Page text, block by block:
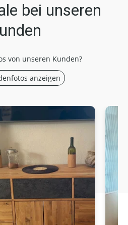
bei unseren
von unseren Kunden?
anzeigen